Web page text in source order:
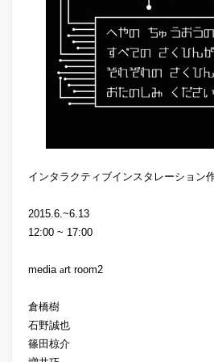
インタラクティブインスタレーション
2015.6.~6.13
12:00 ~ 17:00
media art room2
倉橋樹
石野誠也
篠田椋介